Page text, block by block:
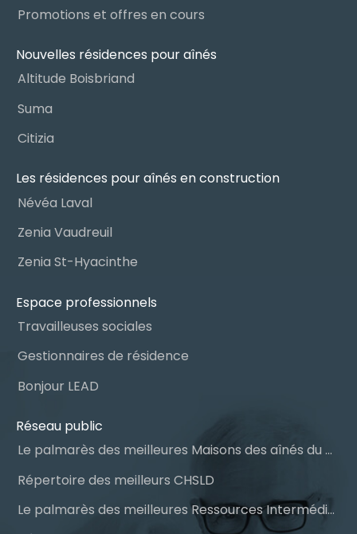
Promotions et offres en cours
Nouvelles résidences pour aînés
Altitude Boisbriand
Suma
Citizia
Les résidences pour aînés en construction
Névéa Laval
Zenia Vaudreuil
Zenia St-Hyacinthe
Espace professionnels
Travailleuses sociales
Gestionnaires de résidence
Bonjour LEAD
Réseau public
Le palmarès des meilleures Maisons des aînés du Québec
Répertoire des meilleurs CHSLD
Le palmarès des meilleures Ressources Intermédiaires (RI)